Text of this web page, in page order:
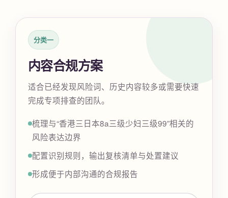
分类一
内容合规方案
适合已经发现风险词、历史内容较多或需要快速
完成专项排查的团队。
梳理与“香港三日本8a三级少妇三级99”相关的
风险表达边界
配置识别规则，输出复核清单与处置建议
形成便于内部沟通的合规报告